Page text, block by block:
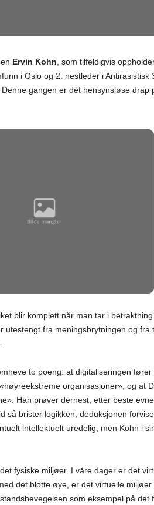
Ervin Kohn , som tilfeldigvis
i Oslo og 2. nestleder i
gangen er det hensynsløse drap
blir komplett når man tar i
utestengt fra meningsbrytningen og
to poeng: at digitaliseringen
organisasjoner», og at
Han prøver dernest, etter beste
så brister logikken, deduksjonen
intellektuelt uredelig, men Kohn i
fysiske miljøer. I våre dager er det
det blotte øye, er det virtuelle
som eksempel på